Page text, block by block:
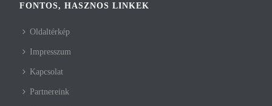
FONTOS, HASZNOS LINKEK
Oldaltérkép
Impresszum
Kapcsolat
Partnereink